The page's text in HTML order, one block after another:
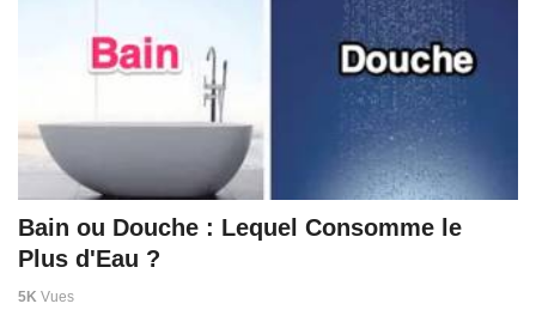
Bain ou Douche : Lequel Consomme le
Plus d'Eau ?
5K Vues